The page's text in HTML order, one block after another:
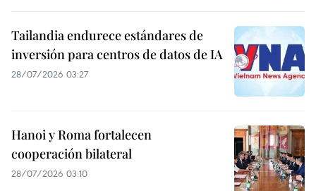
Tailandia endurece estándares de
inversión para centros de datos de IA
28/07/2026 03:27
Hanoi y Roma fortalecen
cooperación bilateral
28/07/2026 03:10